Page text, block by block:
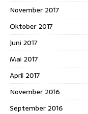
November 2017
Oktober 2017
Juni 2017
Mai 2017
April 2017
November 2016
September 2016